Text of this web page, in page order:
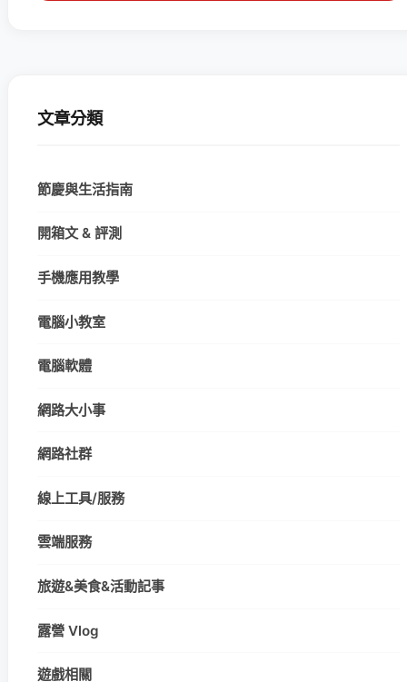
文章分類
節慶與生活指南
開箱文 & 評測
手機應用教學
電腦小教室
電腦軟體
網路大小事
網路社群
線上工具/服務
雲端服務
旅遊&美食&活動記事
露營 Vlog
遊戲相關